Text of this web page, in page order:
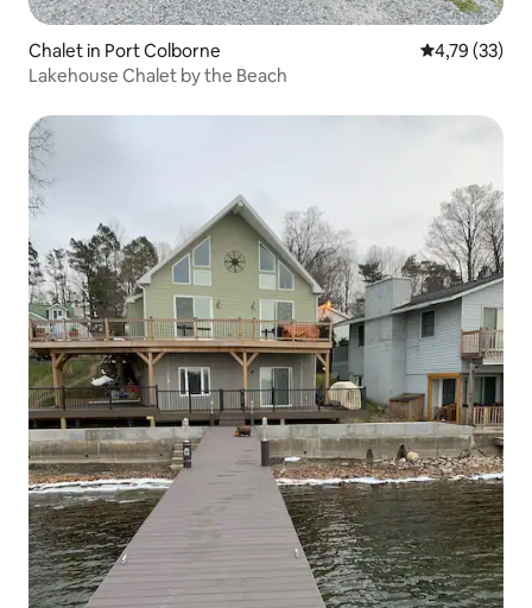
Chalet in Port Colborne Gemiddelde
4,79 (33)
Lakehouse Chalet by the Beach